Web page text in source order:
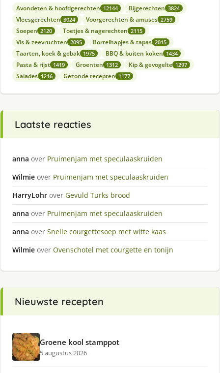
Avondeten & hoofdgerechten 12144 Bijgerechten 3824
Vleesgerechten 3024 Voorgerechten & amuses 2759
Soepen 2120 Toetjes & nagerechten 2115
Vis & zeevruchten 2095 Borrelhapjes & tapas 2015
Taarten, koek & gebak 1975 BBQ & buiten koken 1434
Pasta & rijst 1419 Groenten 1312 Kip & gevogelte 1297
Salades 1216 Gezonde recepten 1177
Laatste reacties
anna over Pruimenjam met speculaaskruiden
Wilmie over Pruimenjam met speculaaskruiden
HarryLohr over Gevuld Turks brood
anna over Pruimenjam met speculaaskruiden
anna over Snelle courgettesoep met witte kaas
Wilmie over Ovenschotel met courgette en tonijn
Nieuwste recepten
Groene kool stamppot
5 augustus 2026